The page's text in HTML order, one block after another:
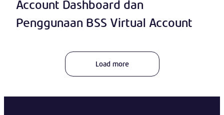
Account Dashboard dan
Penggunaan BSS Virtual Account
Load more